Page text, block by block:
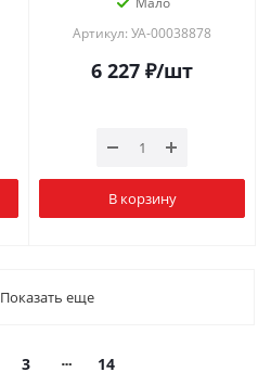
Артикул: УА-00038878
6 227 ₽/шт
В корзину
Показать еще
3 14